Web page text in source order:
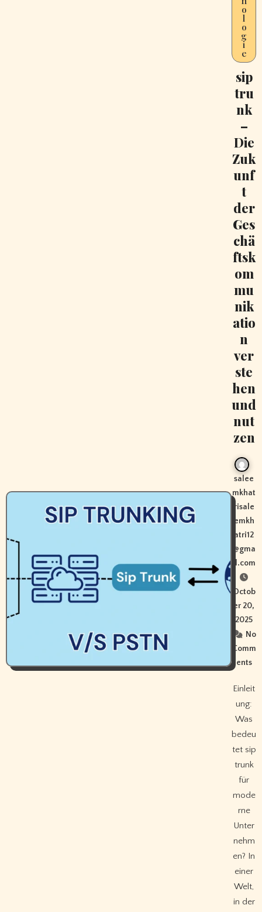
o
l
o
g
i
e
sip
tru
nk
–
Die
Zuk
unf
t
der
Ges
chä
ftsk
om
mu
nik
atio
n
ver
ste
hen
und
nut
zen
salee
mkhat
risale
emkh
atri12
@gma
il.com
Octob
er 20,
2025
No
Comm
ents
Einleit
ung:
Was
bedeu
tet sip
trunk
für
mode
rne
Unter
nehm
en? In
einer
Welt,
in der